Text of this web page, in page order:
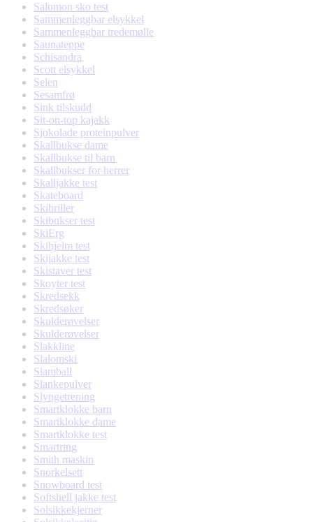
Salomon sko test
Sammenleggbar elsykkel
Sammenleggbar tredemølle
Saunateppe
Schisandra
Scott elsykkel
Selen
Sesamfrø
Sink tilskudd
Sit-on-top kajakk
Sjokolade proteinpulver
Skallbukse dame
Skallbukse til barn
Skallbukser for herrer
Skalljakke test
Skateboard
Skibriller
Skibukser test
SkiErg
Skihjelm test
Skijakke test
Skistaver test
Skoyter test
Skredsekk
Skredsøker
Skulderøvelser
Skulderøvelser
Slakkline
Slalomski
Slamball
Slankepulver
Slyngetrening
Smartklokke barn
Smartklokke dame
Smartklokke test
Smartring
Smith maskin
Snorkelsett
Snowboard test
Softshell jakke test
Solsikkekjerner